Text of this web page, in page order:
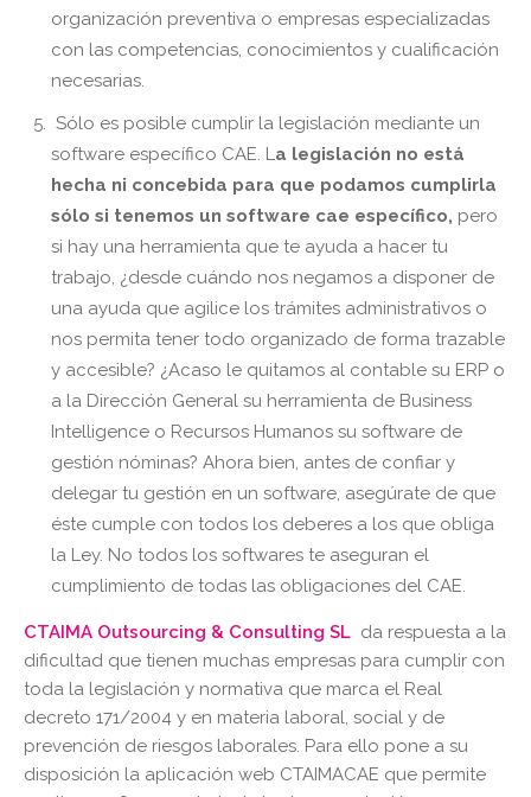
organización preventiva o empresas especializadas
con las competencias, conocimientos y cualificación
necesarias.
Sólo es posible cumplir la legislación mediante un
software específico CAE. L a legislación no está
hecha ni concebida para que podamos cumplirla
sólo si tenemos un software cae específico, pero
si hay una herramienta que te ayuda a hacer tu
trabajo, ¿desde cuándo nos negamos a disponer de
una ayuda que agilice los trámites administrativos o
nos permita tener todo organizado de forma trazable
y accesible? ¿Acaso le quitamos al contable su ERP o
a la Dirección General su herramienta de Business
Intelligence o Recursos Humanos su software de
gestión nóminas? Ahora bien, antes de confiar y
delegar tu gestión en un software, asegúrate de que
éste cumple con todos los deberes a los que obliga
la Ley. No todos los softwares te aseguran el
cumplimiento de todas las obligaciones del CAE.
CTAIMA Outsourcing & Consulting SL da respuesta a la
dificultad que tienen muchas empresas para cumplir con
toda la legislación y normativa que marca el Real
decreto 171/2004 y en materia laboral, social y de
prevención de riesgos laborales. Para ello pone a su
disposición la aplicación web CTAIMACAE que permite